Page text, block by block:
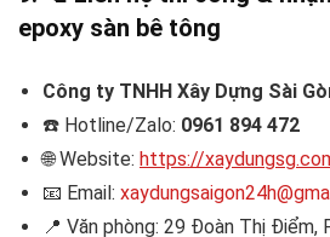
epoxy sàn bê tông
Công ty TNHH Xây Dựng Sài
☎️ Hotline/Zalo: 0961 894 472
🌐 Website: https://
📧 Email:
📍 Văn phòng: 29 Đoàn Thị Điểm,